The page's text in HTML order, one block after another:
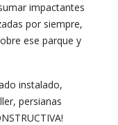
impactantes
por siempre,
ese parque y
instalado,
persianas